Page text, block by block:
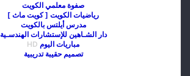
صفوة معلمي الكويت
رياضيات الكويت [ كويت ماث ]
مدرس أيلتس بالكويت
دار الشـاهين للإستشارات الهندسـية
مباريات اليوم
تصميم حقيبة تدريبية